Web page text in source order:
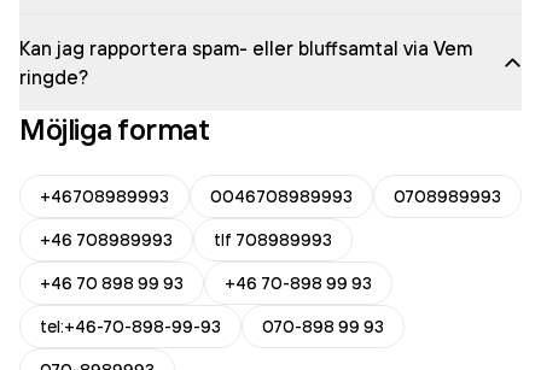
Kan jag rapportera spam- eller bluffsamtal via Vem
ringde?
Möjliga format
+46708989993 0046708989993
0708989993
+46 708989993
tlf 708989993
+46 70 898 99 93
+46 70-898 99 93
tel:+46-70-898-99-93
070-898 99 93